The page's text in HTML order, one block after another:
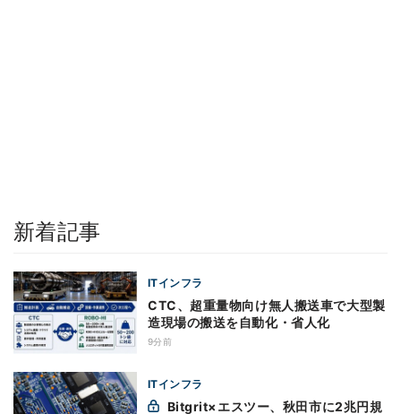
新着記事
ITインフラ
CTC、超重量物向け無人搬送車で大型製
造現場の搬送を自動化・省人化
9分前
ITインフラ